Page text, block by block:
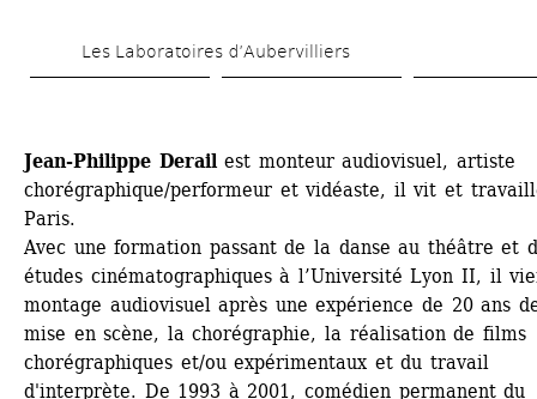
au
Les Laboratoires d’Aubervilliers
Jean-Philippe Derail est monteur audiovisuel, artiste
chorégraphique/performeur et vidéaste, il vit et
Paris.
Avec une formation passant de la danse au théâtre et
études cinématographiques à l’Université Lyon II, il
montage audiovisuel après une expérience de 20 ans
mise en scène, la chorégraphie, la réalisation de films
chorégraphiques et/ou expérimentaux et du travail
d'interprète. De 1993 à 2001, comédien permanent du